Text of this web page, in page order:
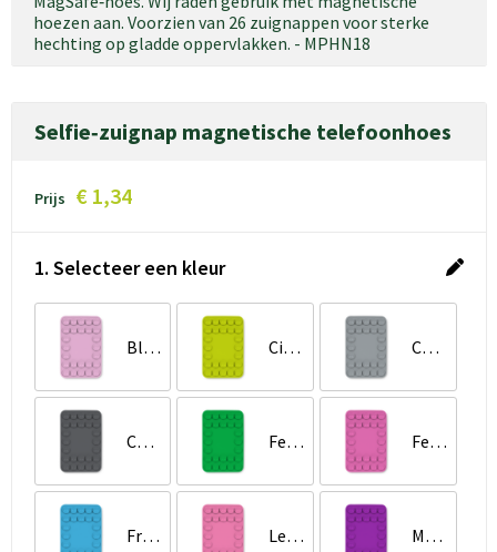
hoezen aan. Voorzien van 26 zuignappen voor sterke
hechting op gladde oppervlakken. - MPHN18
Selfie‑zuignap magnetische telefoonhoes
Prijs € 1,34
1. Selecteer een kleur
Blush Roze Citrusgroen Cool Grey
Cool Grey 11 C Felgroen Felroze
Fresh Blue Levendig Roze Magenta Viooltjes